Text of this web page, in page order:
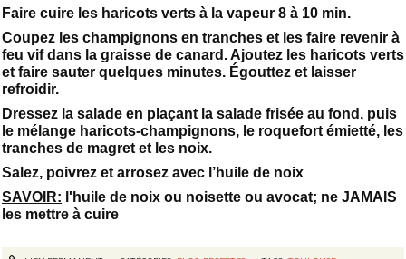
Faire cuire les haricots verts à la vapeur 8 à 10 min.
Coupez les champignons en tranches et les faire revenir à
feu vif dans la graisse de canard. Ajoutez les haricots verts
et faire sauter quelques minutes. Égouttez et laisser
refroidir.
Dressez la salade en plaçant la salade frisée au fond, puis
le mélange haricots-champignons, le roquefort émietté, les
tranches de magret et les noix.
Salez, poivrez et arrosez avec l’huile de noix
SAVOIR: l'huile de noix ou noisette ou avocat; ne JAMAIS
les mettre à cuire